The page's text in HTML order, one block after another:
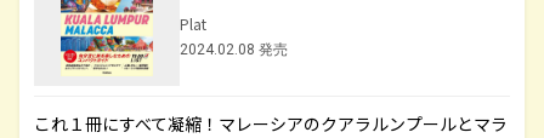
Plat
2024.02.08 発売
これ１冊にすべて凝縮！マレーシアのクアラルンプールとマラ